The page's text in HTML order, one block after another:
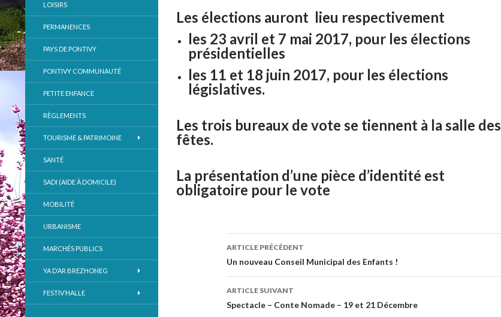
Les élections auront lieu respectivement
les 23 avril et 7 mai 2017, pour les élections
présidentielles
les 11 et 18 juin 2017, pour les élections
législatives.
Les trois bureaux de vote se tiennent à la salle des
fêtes.
La présentation d’une pièce d’identité est
obligatoire pour le vote
Navigation
des
articles
ARTICLE PRÉCÉDENT
Un nouveau Conseil Municipal des Enfants !
ARTICLE SUIVANT
Spectacle – Conte Nomade – 19 et 21 Décembre
LOISIRS
PERMANENCES
PAYS DE PONTIVY
PONTIVY COMMUNAUTÉ
PETITE ENFANCE
RÈGLEMENTS
TOURISME & PATRIMOINE
SANTÉ
SADI (AIDE À DOMICILE)
MOBILITÉ
URBANISME
MARCHÉS PUBLICS
YA D’AR BREZHONEG
FESTIV’HALLE